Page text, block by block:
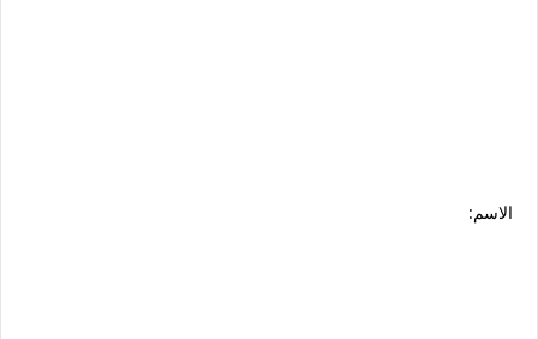
الاسم: